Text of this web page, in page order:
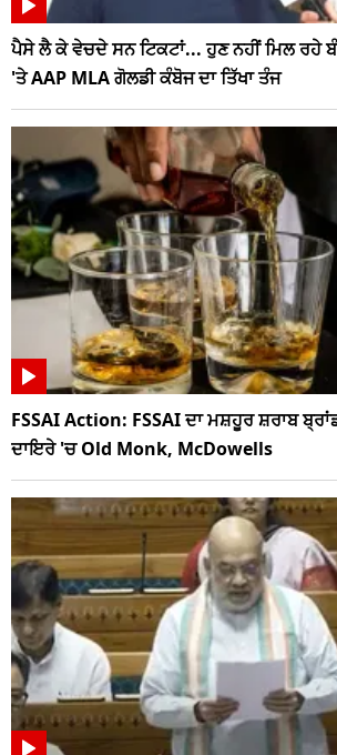
ਪੈਸੇ ਲੈ ਕੇ ਵੇਚਦੇ ਸਨ ਟਿਕਟਾਂ... ਹੁਣ ਨਹੀਂ ਮਿਲ ਰਹੇ
'ਤੇ AAP MLA ਗੋਲਡੀ ਕੰਬੋਜ ਦਾ ਤਿੱਖਾ ਤੰਜ
FSSAI Action: FSSAI ਦਾ ਮਸ਼ਹੂਰ ਸ਼ਰਾਬ
ਦਾਇਰੇ 'ਚ Old Monk, McDowells